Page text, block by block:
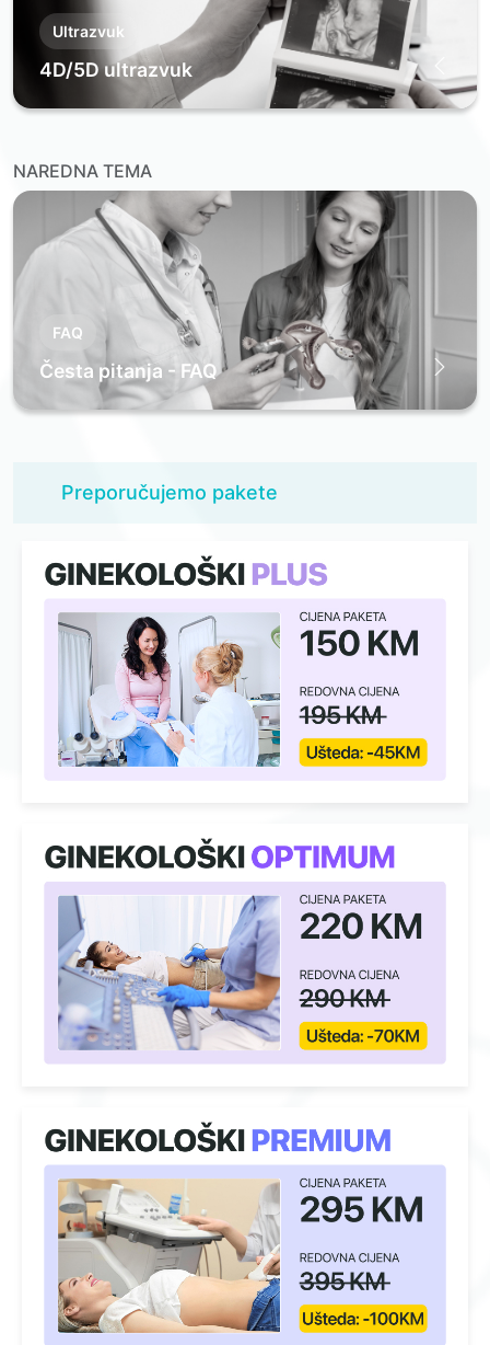
Ultrazvuk
4D/5D ultrazvuk
NAREDNA TEMA
FAQ
Česta pitanja - FAQ
Preporučujemo pakete